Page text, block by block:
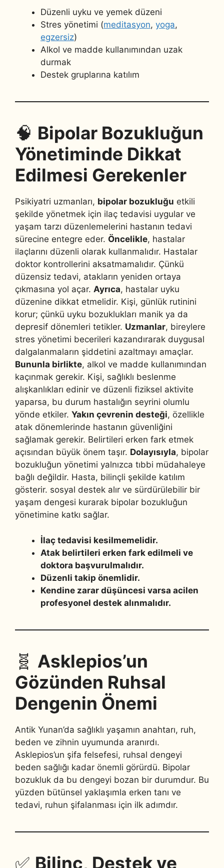
Düzenli uyku ve yemek düzeni
Stres yönetimi (meditasyon, yoga,
egzersiz)
Alkol ve madde kullanımından uzak
durmak
Destek gruplarına katılım
🧠 Bipolar Bozukluğun
Yönetiminde Dikkat
Edilmesi Gerekenler
Psikiyatri uzmanları, bipolar bozukluğu etkili
şekilde yönetmek için ilaç tedavisi uygular ve
yaşam tarzı düzenlemelerini hastanın tedavi
sürecine entegre eder. Öncelikle, hastalar
ilaçlarını düzenli olarak kullanmalıdır. Hastalar
doktor kontrollerini aksatmamalıdır. Çünkü
düzensiz tedavi, atakların yeniden ortaya
çıkmasına yol açar. Ayrıca, hastalar uyku
düzenine dikkat etmelidir. Kişi, günlük rutinini
korur; çünkü uyku bozuklukları manik ya da
depresif dönemleri tetikler. Uzmanlar, bireylere
stres yönetimi becerileri kazandırarak duygusal
dalgalanmaların şiddetini azaltmayı amaçlar.
Bununla birlikte, alkol ve madde kullanımından
kaçınmak gerekir. Kişi, sağlıklı beslenme
alışkanlıkları edinir ve düzenli fiziksel aktivite
yaparsa, bu durum hastalığın seyrini olumlu
yönde etkiler. Yakın çevrenin desteği, özellikle
atak dönemlerinde hastanın güvenliğini
sağlamak gerekir. Belirtileri erken fark etmek
açısından büyük önem taşır. Dolayısıyla, bipolar
bozukluğun yönetimi yalnızca tıbbi müdahaleye
bağlı değildir. Hasta, bilinçli şekilde katılım
gösterir. sosyal destek alır ve sürdürülebilir bir
yaşam dengesi kurarak bipolar bozukluğun
yönetimine katkı sağlar.
İlaç tedavisi kesilmemelidir.
Atak belirtileri erken fark edilmeli ve
doktora başvurulmalıdır.
Düzenli takip önemlidir.
Kendine zarar düşüncesi varsa acilen
profesyonel destek alınmalıdır.
🧬 Asklepios’un
Gözünden Ruhsal
Dengenin Önemi
Antik Yunan’da sağlıklı yaşamın anahtarı, ruh,
beden ve zihnin uyumunda aranırdı.
Asklepios’un şifa felsefesi, ruhsal dengeyi
beden sağlığı kadar önemli görürdü. Bipolar
bozukluk da bu dengeyi bozan bir durumdur. Bu
yüzden bütünsel yaklaşımla erken tanı ve
tedavi, ruhun şifalanması için ilk adımdır.
✅ Bilinç, Destek ve